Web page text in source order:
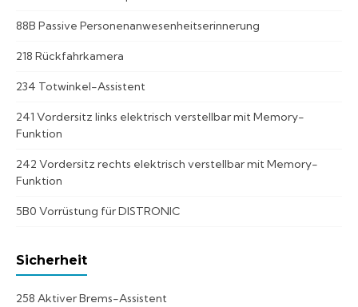
88B Passive Personenanwesenheitserinnerung
218 Rückfahrkamera
234 Totwinkel-Assistent
241 Vordersitz links elektrisch verstellbar mit Memory-
Funktion
242 Vordersitz rechts elektrisch verstellbar mit Memory-
Funktion
5B0 Vorrüstung für DISTRONIC
Sicherheit
258 Aktiver Brems-Assistent